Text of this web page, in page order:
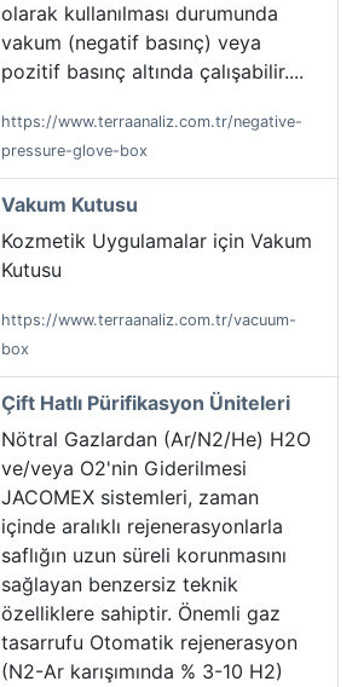
olarak kullanılması durumunda
vakum (negatif basınç) veya
pozitif basınç altında çalışabilir....
https://www.terraanaliz.com.tr/negative-
pressure-glove-box
Vakum Kutusu
Kozmetik Uygulamalar için Vakum
Kutusu
https://www.terraanaliz.com.tr/vacuum-
box
Çift Hatlı Pürifikasyon Üniteleri
Nötral Gazlardan (Ar/N2/He) H2O
ve/veya O2'nin Giderilmesi
JACOMEX sistemleri, zaman
içinde aralıklı rejenerasyonlarla
saflığın uzun süreli korunmasını
sağlayan benzersiz teknik
özelliklere sahiptir. Önemli gaz
tasarrufu Otomatik rejenerasyon
(N2-Ar karışımında % 3-10 H2)